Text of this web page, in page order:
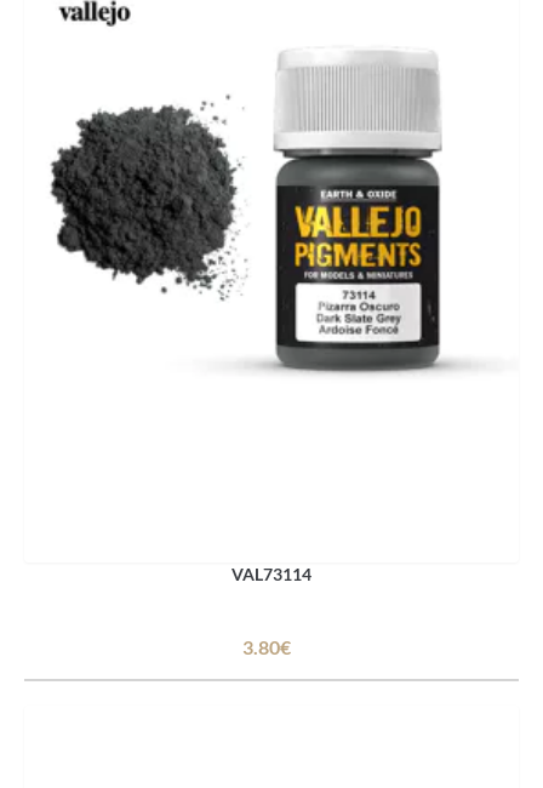
VAL73114
3.80€